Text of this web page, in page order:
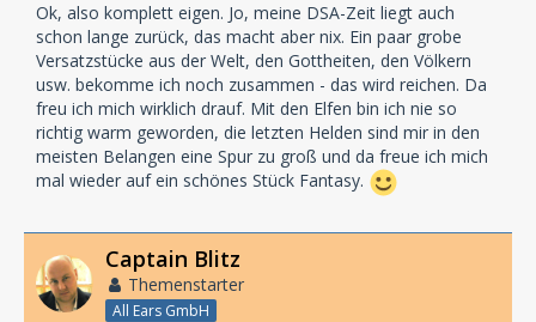
Ok, also komplett eigen. Jo, meine DSA-Zeit liegt auch
schon lange zurück, das macht aber nix. Ein paar grobe
Versatzstücke aus der Welt, den Gottheiten, den Völkern
usw. bekomme ich noch zusammen - das wird reichen. Da
freu ich mich wirklich drauf. Mit den Elfen bin ich nie so
richtig warm geworden, die letzten Helden sind mir in den
meisten Belangen eine Spur zu groß und da freue ich mich
mal wieder auf ein schönes Stück Fantasy.
Captain Blitz
Themenstarter
All Ears GmbH